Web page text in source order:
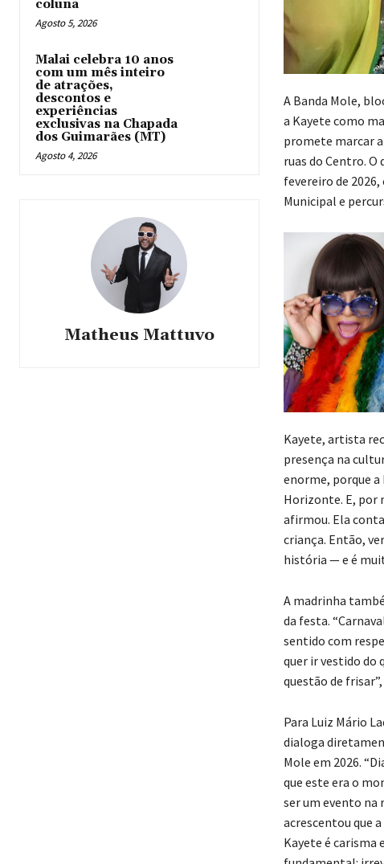
coluna
Agosto 5, 2026
Malai celebra 10 anos
com um mês inteiro
de atrações,
descontos e
experiências
exclusivas na Chapada
dos Guimarães (MT)
Agosto 4, 2026
Matheus Mattuvo
A Banda Mole,
a Kayete como
promete marcar
ruas do Centro.
fevereiro de
Municipal e
Kayete, artista
presença na
enorme, porque
Horizonte. E, por
afirmou. Ela conta
criança. Então,
história — e é
A madrinha
da festa.
sentido com
quer ir vestido do
questão de
Para Luiz Mário
dialoga
Mole em 2026.
que este era o
ser um evento na
acrescentou que
Kayete é carisma